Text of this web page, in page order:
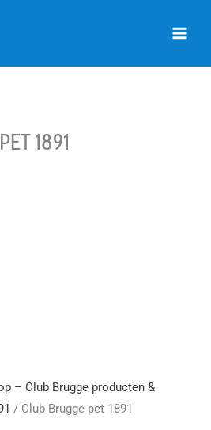
1891
– Club Brugge producten &
/ Club Brugge pet 1891